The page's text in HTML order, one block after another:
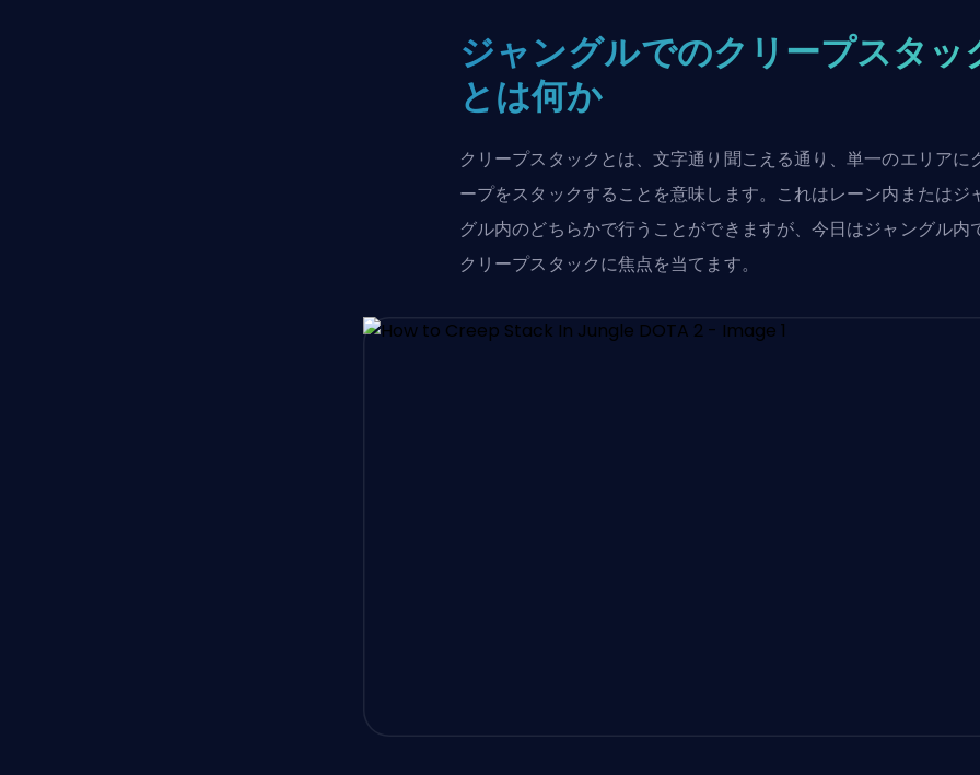
ジャングルでのクリープスタッ
とは何か
クリープスタックとは、文字通り聞こえる通り、単一のエリアに
ープをスタックすることを意味します。これはレーン内またはジ
グル内のどちらかで行うことができますが、今日はジャングル内
クリープスタックに焦点を当てます。